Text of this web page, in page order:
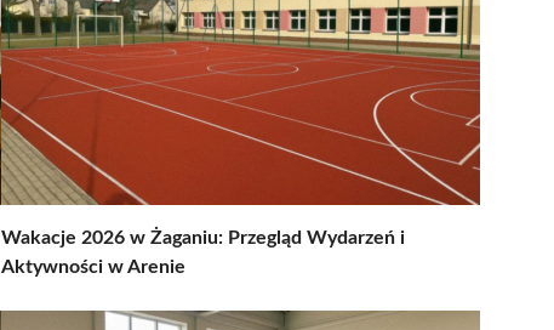
Wakacje 2026 w Żaganiu: Przegląd Wydarzeń i
Aktywności w Arenie